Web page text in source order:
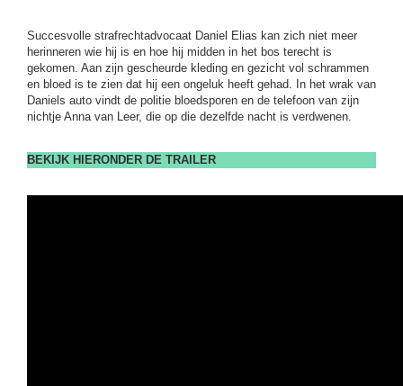
Succesvolle strafrechtadvocaat Daniel Elias kan zich niet meer
herinneren wie hij is en hoe hij midden in het bos terecht is
gekomen. Aan zijn gescheurde kleding en gezicht vol schrammen
en bloed is te zien dat hij een ongeluk heeft gehad. In het wrak van
Daniels auto vindt de politie bloedsporen en de telefoon van zijn
nichtje Anna van Leer, die op die dezelfde nacht is verdwenen.
BEKIJK HIERONDER DE TRAILER